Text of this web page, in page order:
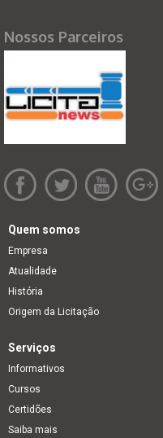
Nossos Parceiros
Quem somos
Empresa
Atualidade
História
Origem da Licitação
Serviços
Informativos
Cursos
Certidões
Saiba mais